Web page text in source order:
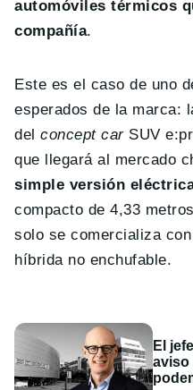
automóviles térmicos
compañía.
Este es el caso de uno
esperados de la marca:
delconcept carSUV
que llegará al mercado
simple versión
compacto de 4,33
solo se comercializa
híbrida no enchufable.
El
aviso